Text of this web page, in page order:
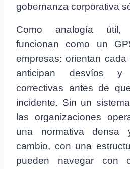
gobernanza corporativa
Como analogía útil,
funcionan como un
empresas: orientan cada
anticipan desvíos y
correctivas antes de
incidente. Sin un
las organizaciones
una normativa densa
cambio, con una
pueden navegar con